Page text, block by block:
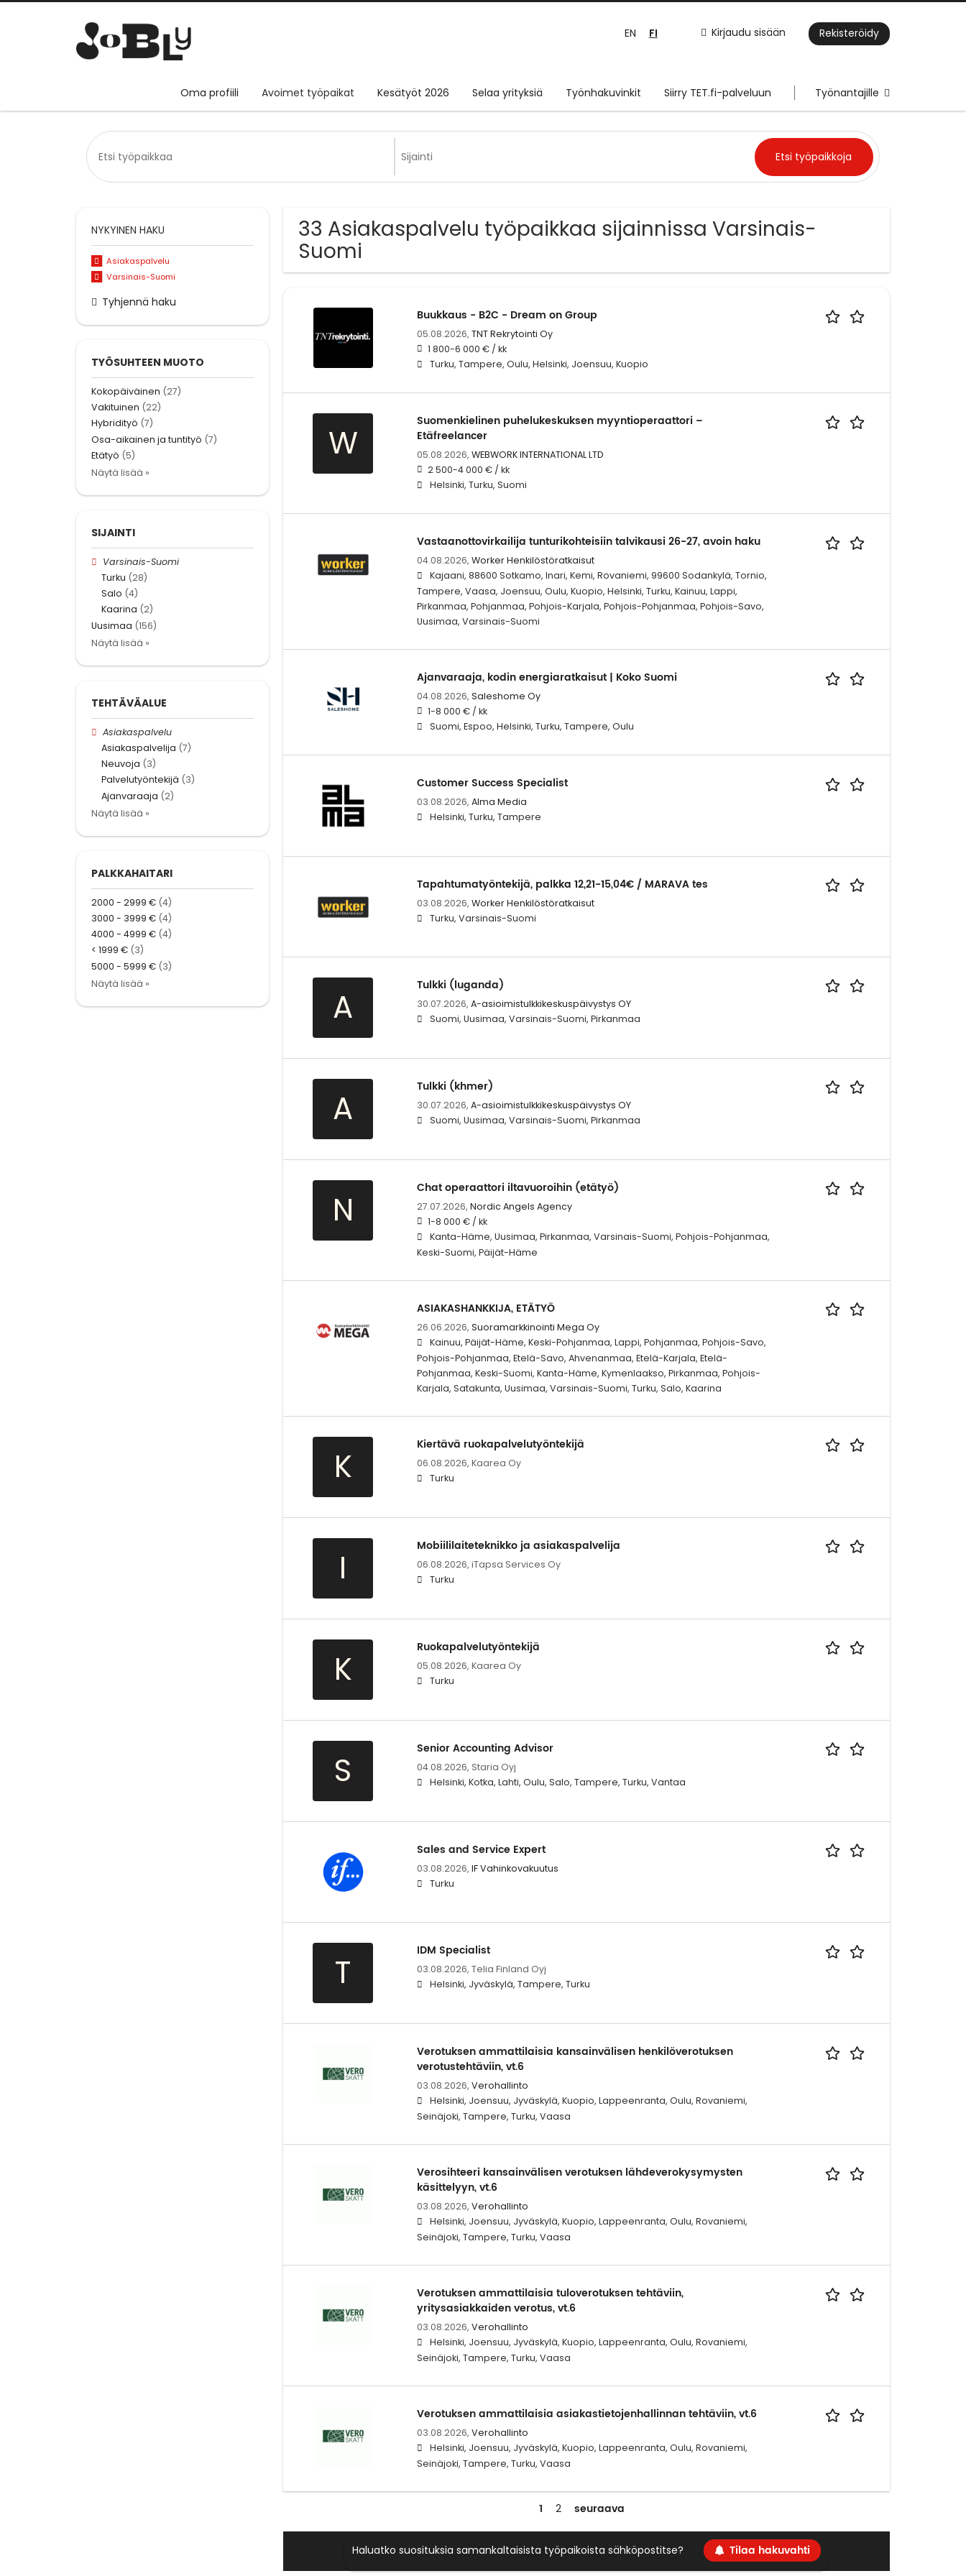
Kirjaudu sisään Rekisteröidy
EN FI
Oma profiili Avoimet työpaikat Kesätyöt 2026 Selaa yrityksiä Työnhakuvinkit Siirry TET.fi-palveluun Työnantajille
33 Asiakaspalvelu työpaikkaa sijainnissa Varsinais-
Suomi
Buukkaus - B2C - Dream on Group
05.08.2026, TNT Rekrytointi Oy
1 800-6 000 € / kk
Turku, Tampere, Oulu, Helsinki, Joensuu, Kuopio
W
Suomenkielinen puhelukeskuksen myyntioperaattori –
Etäfreelancer
05.08.2026, WEBWORK INTERNATIONAL LTD
2 500-4 000 € / kk
Helsinki, Turku, Suomi
Vastaanottovirkailija tunturikohteisiin talvikausi 26-27, avoin haku
04.08.2026, Worker Henkilöstöratkaisut
Kajaani, 88600 Sotkamo, Inari, Kemi, Rovaniemi, 99600 Sodankylä, Tornio,
Tampere, Vaasa, Joensuu, Oulu, Kuopio, Helsinki, Turku, Kainuu, Lappi,
Pirkanmaa, Pohjanmaa, Pohjois-Karjala, Pohjois-Pohjanmaa, Pohjois-Savo,
Uusimaa, Varsinais-Suomi
Ajanvaraaja, kodin energiaratkaisut | Koko Suomi
04.08.2026, Saleshome Oy
1-8 000 € / kk
Suomi, Espoo, Helsinki, Turku, Tampere, Oulu
Customer Success Specialist
03.08.2026, Alma Media
Helsinki, Turku, Tampere
Tapahtumatyöntekijä, palkka 12,21-15,04€ / MARAVA tes
03.08.2026, Worker Henkilöstöratkaisut
Turku, Varsinais-Suomi
A
Tulkki (luganda)
30.07.2026, A-asioimistulkkikeskuspäivystys OY
Suomi, Uusimaa, Varsinais-Suomi, Pirkanmaa
A
Tulkki (khmer)
30.07.2026, A-asioimistulkkikeskuspäivystys OY
Suomi, Uusimaa, Varsinais-Suomi, Pirkanmaa
N
Chat operaattori iltavuoroihin (etätyö)
27.07.2026, Nordic Angels Agency
1-8 000 € / kk
Kanta-Häme, Uusimaa, Pirkanmaa, Varsinais-Suomi, Pohjois-Pohjanmaa,
Keski-Suomi, Päijät-Häme
ASIAKASHANKKIJA, ETÄTYÖ
26.06.2026, Suoramarkkinointi Mega Oy
Kainuu, Päijät-Häme, Keski-Pohjanmaa, Lappi, Pohjanmaa, Pohjois-Savo,
Pohjois-Pohjanmaa, Etelä-Savo, Ahvenanmaa, Etelä-Karjala, Etelä-
Pohjanmaa, Keski-Suomi, Kanta-Häme, Kymenlaakso, Pirkanmaa, Pohjois-
Karjala, Satakunta, Uusimaa, Varsinais-Suomi, Turku, Salo, Kaarina
K
Kiertävä ruokapalvelutyöntekijä
06.08.2026, Kaarea Oy
Turku
I
Mobiililaiteteknikko ja asiakaspalvelija
06.08.2026, iTapsa Services Oy
Turku
K
Ruokapalvelutyöntekijä
05.08.2026, Kaarea Oy
Turku
S
Senior Accounting Advisor
04.08.2026, Staria Oyj
Helsinki, Kotka, Lahti, Oulu, Salo, Tampere, Turku, Vantaa
Sales and Service Expert
03.08.2026, IF Vahinkovakuutus
Turku
T
IDM Specialist
03.08.2026, Telia Finland Oyj
Helsinki, Jyväskylä, Tampere, Turku
Verotuksen ammattilaisia kansainvälisen henkilöverotuksen
verotustehtäviin, vt.6
03.08.2026, Verohallinto
Helsinki, Joensuu, Jyväskylä, Kuopio, Lappeenranta, Oulu, Rovaniemi,
Seinäjoki, Tampere, Turku, Vaasa
Verosihteeri kansainvälisen verotuksen lähdeverokysymysten
käsittelyyn, vt.6
03.08.2026, Verohallinto
Helsinki, Joensuu, Jyväskylä, Kuopio, Lappeenranta, Oulu, Rovaniemi,
Seinäjoki, Tampere, Turku, Vaasa
Verotuksen ammattilaisia tuloverotuksen tehtäviin,
yritysasiakkaiden verotus, vt.6
03.08.2026, Verohallinto
Helsinki, Joensuu, Jyväskylä, Kuopio, Lappeenranta, Oulu, Rovaniemi,
Seinäjoki, Tampere, Turku, Vaasa
Verotuksen ammattilaisia asiakastietojenhallinnan tehtäviin, vt.6
03.08.2026, Verohallinto
Helsinki, Joensuu, Jyväskylä, Kuopio, Lappeenranta, Oulu, Rovaniemi,
Seinäjoki, Tampere, Turku, Vaasa
1 2 seuraava
Haluatko suosituksia samankaltaisista työpaikoista sähköpostitse? Tilaa hakuvahti
NYKYINEN HAKU
Asiakaspalvelu
Varsinais-Suomi
Tyhjennä haku
TYÖSUHTEEN MUOTO
Kokopäiväinen (27)
Vakituinen (22)
Hybridityö (7)
Osa-aikainen ja tuntityö (7)
Etätyö (5)
Näytä lisää »
SIJAINTI
Varsinais-Suomi
Turku (28)
Salo (4)
Kaarina (2)
Uusimaa (156)
Näytä lisää »
TEHTÄVÄALUE
Asiakaspalvelu
Asiakaspalvelija (7)
Neuvoja (3)
Palvelutyöntekijä (3)
Ajanvaraaja (2)
Näytä lisää »
PALKKAHAITARI
2000 - 2999 € (4)
3000 - 3999 € (4)
4000 - 4999 € (4)
< 1999 € (3)
5000 - 5999 € (3)
Näytä lisää »